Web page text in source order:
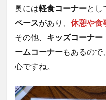
奥には軽食コーナーとし
ペースがあり、 休憩や食
その他、 キッズコーナー
ームコーナーもあるので
心ですね。